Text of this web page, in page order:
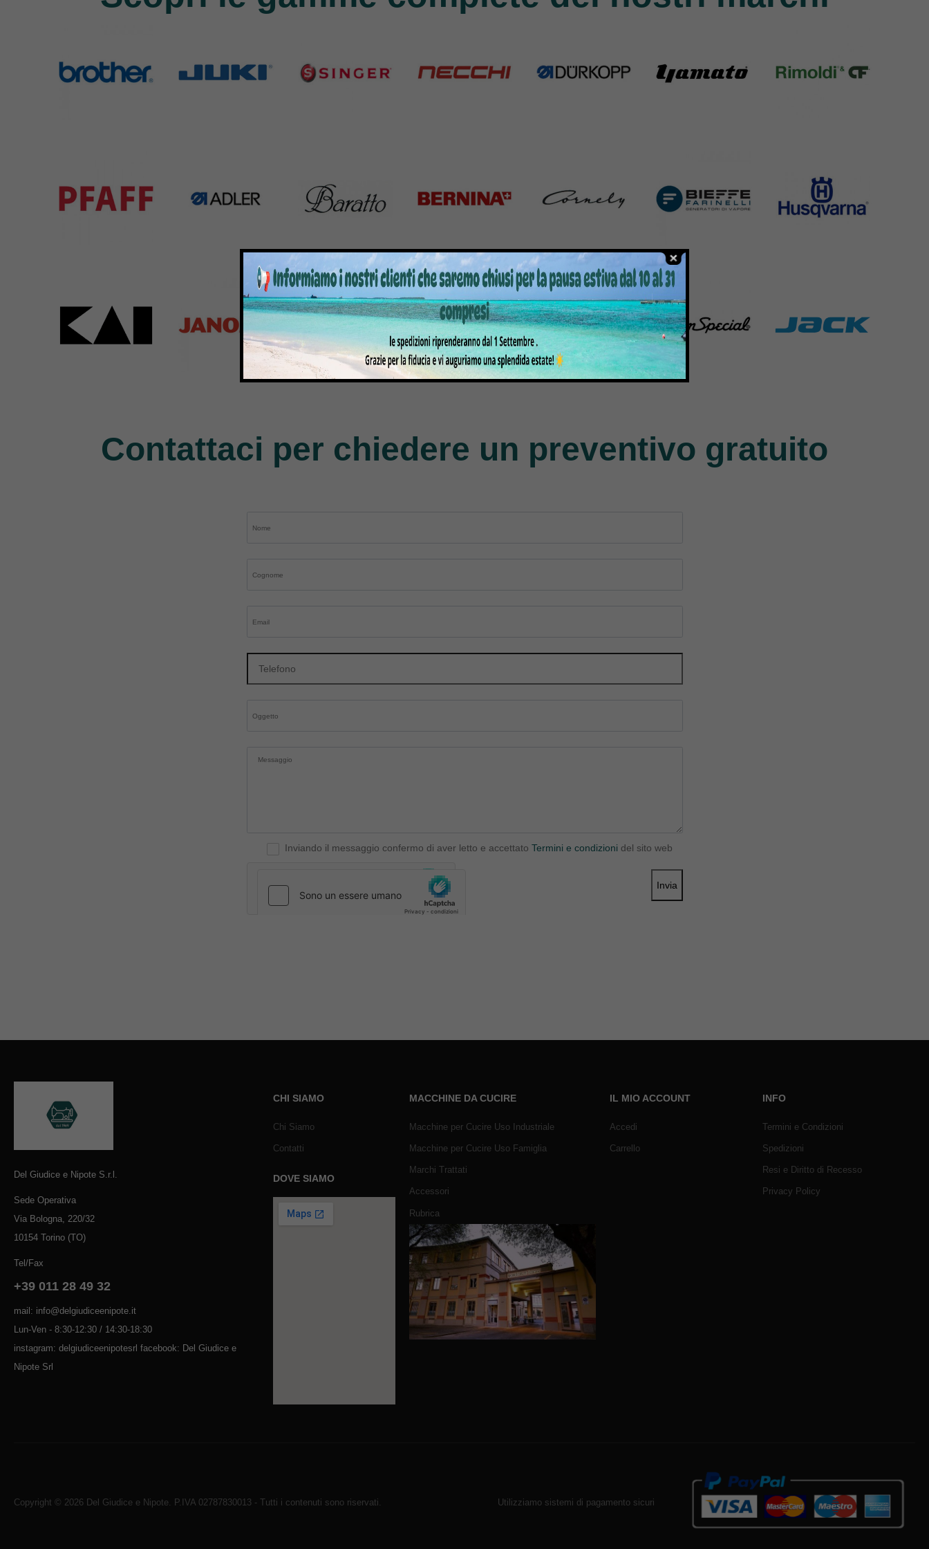
Baratto
172 Products
Bernina
295 Products
Cornely
198 Products
Bieffe
42 Products
Contattaci per chiedere un preventivo gratuito
Inviando il messaggio confermo di aver letto e accettato Termini e condizioni del sito web
Invia
Del Giudice e Nipote S.r.l.
Sede Operativa
Via Bologna, 220/32
10154 Torino (TO)
Tel/Fax
+39 011 28 49 32
mail: info@delgiudiceenipote.it
Lun-Ven - 8:30-12:30 / 14:30-18:30
instagram: delgiudiceenipotesrl facebook: Del Giudice e
Nipote Srl
CHI SIAMO
Chi Siamo
Contatti
DOVE SIAMO
MACCHINE DA CUCIRE
Macchine per Cucire Uso Industriale
Macchine per Cucire Uso Famiglia
Marchi Trattati
Accessori
Rubrica
IL MIO ACCOUNT
Accedi
Carrello
INFO
Termini e Condizioni
Spedizioni
Resi e Diritto di Recesso
Privacy Policy
Copyright © 2026 Del Giudice e Nipote. P.IVA 02787830013 - Tutti i contenuti sono riservati. Utilizziamo sistemi di pagamento sicuri